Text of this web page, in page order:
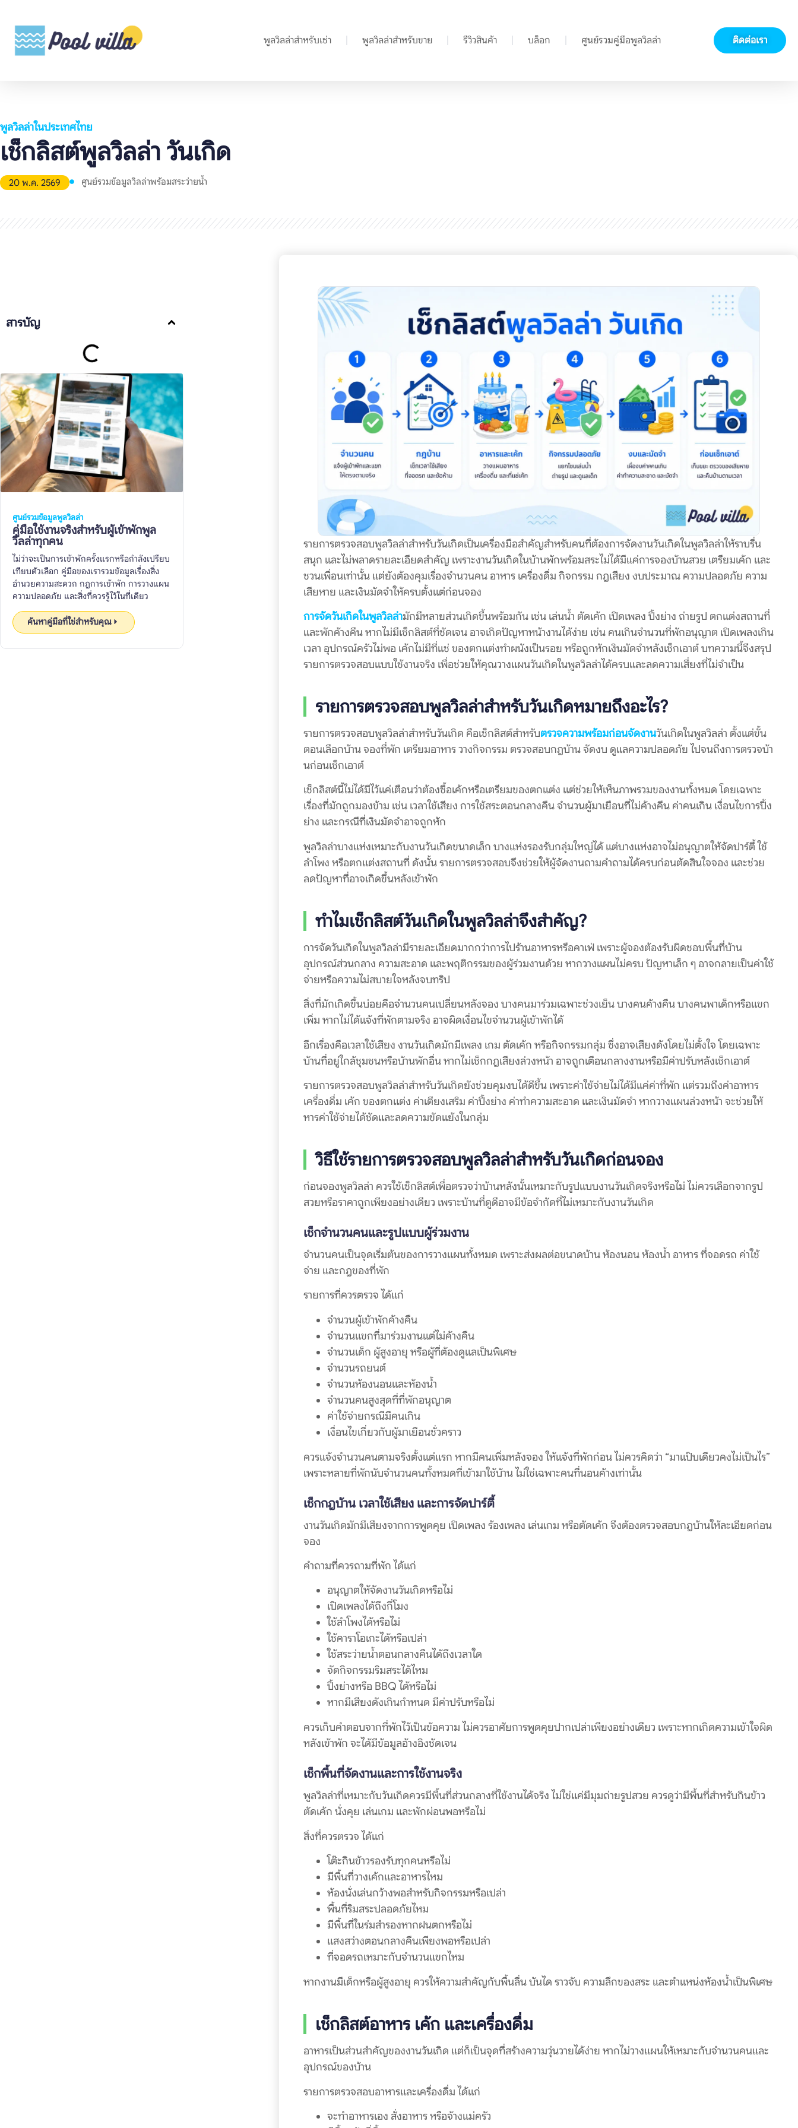
พูลวิลล่าสำหรับเช่า พูลวิลล่าสำหรับขาย รีวิวสินค้า บล็อก ศูนย์รวมคู่มือพูลวิลล่า ติดต่อเรา
พูลวิลล่าในประเทศไทย
เช็กลิสต์พูลวิลล่า วันเกิด
20 พ.ค. 2569 ศูนย์รวมข้อมูลวิลล่าพร้อมสระว่ายน้ำ
สารบัญ
ศูนย์รวมข้อมูลพูลวิลล่า
คู่มือใช้งานจริงสำหรับผู้เข้าพักพูล
วิลล่าทุกคน
ไม่ว่าจะเป็นการเข้าพักครั้งแรกหรือกำลังเปรียบ
เทียบตัวเลือก คู่มือของเรารวมข้อมูลเรื่องสิ่ง
อำนวยความสะดวก กฎการเข้าพัก การวางแผน
ความปลอดภัย และสิ่งที่ควรรู้ไว้ในที่เดียว
ค้นหาคู่มือที่ใช่สำหรับคุณ
รายการตรวจสอบพูลวิลล่าสำหรับวันเกิดเป็นเครื่องมือสำคัญสำหรับคนที่ต้องการจัดงานวันเกิดในพูลวิลล่าให้ราบรื่น
สนุก และไม่พลาดรายละเอียดสำคัญ เพราะงานวันเกิดในบ้านพักพร้อมสระไม่ได้มีแค่การจองบ้านสวย เตรียมเค้ก และ
ชวนเพื่อนเท่านั้น แต่ยังต้องคุมเรื่องจำนวนคน อาหาร เครื่องดื่ม กิจกรรม กฎเสียง งบประมาณ ความปลอดภัย ความ
เสียหาย และเงินมัดจำให้ครบตั้งแต่ก่อนจอง
การจัดวันเกิดในพูลวิลล่ามักมีหลายส่วนเกิดขึ้นพร้อมกัน เช่น เล่นน้ำ ตัดเค้ก เปิดเพลง ปิ้งย่าง ถ่ายรูป ตกแต่งสถานที่
และพักค้างคืน หากไม่มีเช็กลิสต์ที่ชัดเจน อาจเกิดปัญหาหน้างานได้ง่าย เช่น คนเกินจำนวนที่พักอนุญาต เปิดเพลงเกิน
เวลา อุปกรณ์ครัวไม่พอ เค้กไม่มีที่แช่ ของตกแต่งทำผนังเป็นรอย หรือถูกหักเงินมัดจำหลังเช็กเอาต์ บทความนี้จึงสรุป
รายการตรวจสอบแบบใช้งานจริง เพื่อช่วยให้คุณวางแผนวันเกิดในพูลวิลล่าได้ครบและลดความเสี่ยงที่ไม่จำเป็น
รายการตรวจสอบพูลวิลล่าสำหรับวันเกิดหมายถึงอะไร?
รายการตรวจสอบพูลวิลล่าสำหรับวันเกิด คือเช็กลิสต์สำหรับตรวจความพร้อมก่อนจัดงานวันเกิดในพูลวิลล่า ตั้งแต่ขั้น
ตอนเลือกบ้าน จองที่พัก เตรียมอาหาร วางกิจกรรม ตรวจสอบกฎบ้าน จัดงบ ดูแลความปลอดภัย ไปจนถึงการตรวจบ้า
นก่อนเช็กเอาต์
เช็กลิสต์นี้ไม่ได้มีไว้แค่เตือนว่าต้องซื้อเค้กหรือเตรียมของตกแต่ง แต่ช่วยให้เห็นภาพรวมของงานทั้งหมด โดยเฉพาะ
เรื่องที่มักถูกมองข้าม เช่น เวลาใช้เสียง การใช้สระตอนกลางคืน จำนวนผู้มาเยือนที่ไม่ค้างคืน ค่าคนเกิน เงื่อนไขการปิ้ง
ย่าง และกรณีที่เงินมัดจำอาจถูกหัก
พูลวิลล่าบางแห่งเหมาะกับงานวันเกิดขนาดเล็ก บางแห่งรองรับกลุ่มใหญ่ได้ แต่บางแห่งอาจไม่อนุญาตให้จัดปาร์ตี้ ใช้
ลำโพง หรือตกแต่งสถานที่ ดังนั้น รายการตรวจสอบจึงช่วยให้ผู้จัดงานถามคำถามได้ครบก่อนตัดสินใจจอง และช่วย
ลดปัญหาที่อาจเกิดขึ้นหลังเข้าพัก
ทำไมเช็กลิสต์วันเกิดในพูลวิลล่าจึงสำคัญ?
การจัดวันเกิดในพูลวิลล่ามีรายละเอียดมากกว่าการไปร้านอาหารหรือคาเฟ่ เพราะผู้จองต้องรับผิดชอบพื้นที่บ้าน
อุปกรณ์ส่วนกลาง ความสะอาด และพฤติกรรมของผู้ร่วมงานด้วย หากวางแผนไม่ครบ ปัญหาเล็ก ๆ อาจกลายเป็นค่าใช้
จ่ายหรือความไม่สบายใจหลังจบทริป
สิ่งที่มักเกิดขึ้นบ่อยคือจำนวนคนเปลี่ยนหลังจอง บางคนมาร่วมเฉพาะช่วงเย็น บางคนค้างคืน บางคนพาเด็กหรือแขก
เพิ่ม หากไม่ได้แจ้งที่พักตามจริง อาจผิดเงื่อนไขจำนวนผู้เข้าพักได้
อีกเรื่องคือเวลาใช้เสียง งานวันเกิดมักมีเพลง เกม ตัดเค้ก หรือกิจกรรมกลุ่ม ซึ่งอาจเสียงดังโดยไม่ตั้งใจ โดยเฉพาะ
บ้านที่อยู่ใกล้ชุมชนหรือบ้านพักอื่น หากไม่เช็กกฎเสียงล่วงหน้า อาจถูกเตือนกลางงานหรือมีค่าปรับหลังเช็กเอาต์
รายการตรวจสอบพูลวิลล่าสำหรับวันเกิดยังช่วยคุมงบได้ดีขึ้น เพราะค่าใช้จ่ายไม่ได้มีแค่ค่าที่พัก แต่รวมถึงค่าอาหาร
เครื่องดื่ม เค้ก ของตกแต่ง ค่าเตียงเสริม ค่าปิ้งย่าง ค่าทำความสะอาด และเงินมัดจำ หากวางแผนล่วงหน้า จะช่วยให้
หารค่าใช้จ่ายได้ชัดและลดความขัดแย้งในกลุ่ม
วิธีใช้รายการตรวจสอบพูลวิลล่าสำหรับวันเกิดก่อนจอง
ก่อนจองพูลวิลล่า ควรใช้เช็กลิสต์เพื่อตรวจว่าบ้านหลังนั้นเหมาะกับรูปแบบงานวันเกิดจริงหรือไม่ ไม่ควรเลือกจากรูป
สวยหรือราคาถูกเพียงอย่างเดียว เพราะบ้านที่ดูดีอาจมีข้อจำกัดที่ไม่เหมาะกับงานวันเกิด
เช็กจำนวนคนและรูปแบบผู้ร่วมงาน
จำนวนคนเป็นจุดเริ่มต้นของการวางแผนทั้งหมด เพราะส่งผลต่อขนาดบ้าน ห้องนอน ห้องน้ำ อาหาร ที่จอดรถ ค่าใช้
จ่าย และกฎของที่พัก
รายการที่ควรตรวจ ได้แก่
จำนวนผู้เข้าพักค้างคืน
จำนวนแขกที่มาร่วมงานแต่ไม่ค้างคืน
จำนวนเด็ก ผู้สูงอายุ หรือผู้ที่ต้องดูแลเป็นพิเศษ
จำนวนรถยนต์
จำนวนห้องนอนและห้องน้ำ
จำนวนคนสูงสุดที่ที่พักอนุญาต
ค่าใช้จ่ายกรณีมีคนเกิน
เงื่อนไขเกี่ยวกับผู้มาเยือนชั่วคราว
ควรแจ้งจำนวนคนตามจริงตั้งแต่แรก หากมีคนเพิ่มหลังจอง ให้แจ้งที่พักก่อน ไม่ควรคิดว่า “มาแป๊บเดียวคงไม่เป็นไร”
เพราะหลายที่พักนับจำนวนคนทั้งหมดที่เข้ามาใช้บ้าน ไม่ใช่เฉพาะคนที่นอนค้างเท่านั้น
เช็กกฎบ้าน เวลาใช้เสียง และการจัดปาร์ตี้
งานวันเกิดมักมีเสียงจากการพูดคุย เปิดเพลง ร้องเพลง เล่นเกม หรือตัดเค้ก จึงต้องตรวจสอบกฎบ้านให้ละเอียดก่อน
จอง
คำถามที่ควรถามที่พัก ได้แก่
อนุญาตให้จัดงานวันเกิดหรือไม่
เปิดเพลงได้ถึงกี่โมง
ใช้ลำโพงได้หรือไม่
ใช้คาราโอเกะได้หรือเปล่า
ใช้สระว่ายน้ำตอนกลางคืนได้ถึงเวลาใด
จัดกิจกรรมริมสระได้ไหม
ปิ้งย่างหรือ BBQ ได้หรือไม่
หากมีเสียงดังเกินกำหนด มีค่าปรับหรือไม่
ควรเก็บคำตอบจากที่พักไว้เป็นข้อความ ไม่ควรอาศัยการพูดคุยปากเปล่าเพียงอย่างเดียว เพราะหากเกิดความเข้าใจผิด
หลังเข้าพัก จะได้มีข้อมูลอ้างอิงชัดเจน
เช็กพื้นที่จัดงานและการใช้งานจริง
พูลวิลล่าที่เหมาะกับวันเกิดควรมีพื้นที่ส่วนกลางที่ใช้งานได้จริง ไม่ใช่แค่มีมุมถ่ายรูปสวย ควรดูว่ามีพื้นที่สำหรับกินข้าว
ตัดเค้ก นั่งคุย เล่นเกม และพักผ่อนพอหรือไม่
สิ่งที่ควรตรวจ ได้แก่
โต๊ะกินข้าวรองรับทุกคนหรือไม่
มีพื้นที่วางเค้กและอาหารไหม
ห้องนั่งเล่นกว้างพอสำหรับกิจกรรมหรือเปล่า
พื้นที่ริมสระปลอดภัยไหม
มีพื้นที่ในร่มสำรองหากฝนตกหรือไม่
แสงสว่างตอนกลางคืนเพียงพอหรือเปล่า
ที่จอดรถเหมาะกับจำนวนแขกไหม
หากงานมีเด็กหรือผู้สูงอายุ ควรให้ความสำคัญกับพื้นลื่น บันได ราวจับ ความลึกของสระ และตำแหน่งห้องน้ำเป็นพิเศษ
เช็กลิสต์อาหาร เค้ก และเครื่องดื่ม
อาหารเป็นส่วนสำคัญของงานวันเกิด แต่ก็เป็นจุดที่สร้างความวุ่นวายได้ง่าย หากไม่วางแผนให้เหมาะกับจำนวนคนและ
อุปกรณ์ของบ้าน
รายการตรวจสอบอาหารและเครื่องดื่ม ได้แก่
จะทำอาหารเอง สั่งอาหาร หรือจ้างแม่ครัว